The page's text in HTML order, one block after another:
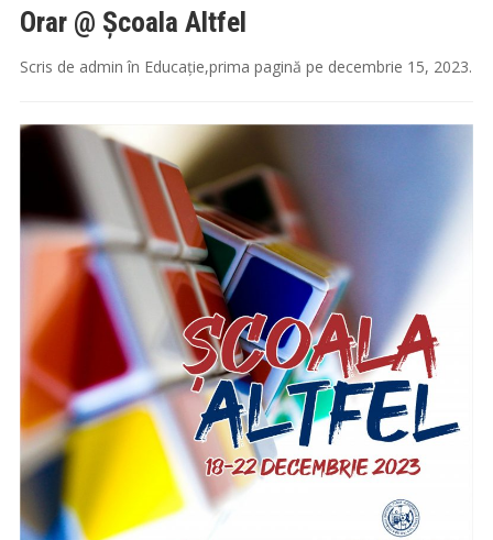
Orar @ Școala Altfel
Scris de admin în Educație,prima pagină pe decembrie 15, 2023.